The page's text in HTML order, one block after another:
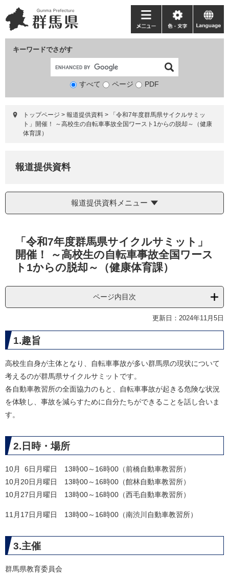
ー
ジ
ニ
ュ
て
キーワードでさがす
検
象
すべて ページ PDF
メ
ニ
ー
色・
文
language
トップページ > 報道提供資料 >
「令和7年度群馬県サイクルサミッ
ト」開催！ ～高校生の自転車事故全国ワースト1からの脱却～（健康
体育課）
報道提供資料
報道提供資料メニュー
「令和7年度群馬県サイクルサミット」
開催！ ～高校生の自転車事故全国ワース
ト1からの脱却～（健康体育課）
ページ内目次
更新日：2024年11月5日
1.趣旨
高校生自身が主体となり、自転車事故が多い群馬県の現状について
考えるのが群馬県サイクルサミットです。
各自動車教習所の全面協力のもと、自転車事故が起きる危険な状況
を体験し、事故を減らすために自分たちができることを話し合いま
す。
2.日時・場所
10月 6日月曜日 13時00～16時00（前橋自動車教習所）
10月20日月曜日 13時00～16時00（館林自動車教習所）
10月27日月曜日 13時00～16時00（西毛自動車教習所）
11月17日月曜日 13時00～16時00（南渋川自動車教習所）
3.主催
群馬県教育委員会